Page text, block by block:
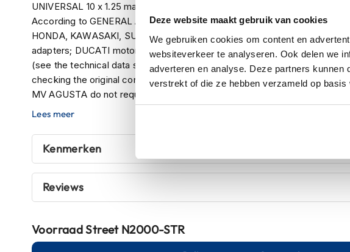
Deze website maakt gebruik van cookies
We gebruiken cookies om content en
websiteverkeer te analyseren. Ook delen we
adverteren en analyse. Deze partners kunnen
verstrekt of die ze hebben verzameld op
Pinlocks
Tear-
offs
Crossbrillen
Oordoppen
Onderhoud
houder
kapstok
Motorjassen
Heren
UNIVERSAL 10 x 1.25 male connection (right screwing).
According to GENERAL ASSEMBLY rules: YAMAHA motorcycles need
HONDA, KAWASAKI, SUZUKI, TRIUMPH, APRILIA, MOTO GUZZI
adapters; DUCATI motorcycles need adapters to be chosen by checking
(see the technical data sheet of the individual motorcycles); BMWs need
checking the original connections (see the technical data sheet of the
MV AGUSTA do not require universal adapters, others require specific
sheet of the single motorcycle).
BARRACUDA E-MARKED REAR-VIEW MIRRORS comply with European
The homologation code is shown on the mirror body, or on the stamping
symbol (E ......),
E-marked rear-view mirrors must necessarily have a MINIMUM reflective
CANNOT be small.
service@fortamoto.com
Lees meer
Kenmerken
Reviews
VoorraadStreet N2000-STR